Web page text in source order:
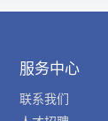
服务中心
联系我们